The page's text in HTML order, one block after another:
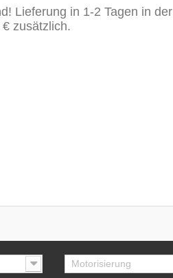
Lieferung in 1-2 Tagen in der
zusätzlich.
Motorisierung